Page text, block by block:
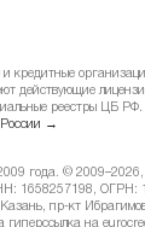
кредитные
действующие
реестры ЦБ РФ.
России →
года. ©
1658257198, ОГРН:
пр-кт
гиперссылка на